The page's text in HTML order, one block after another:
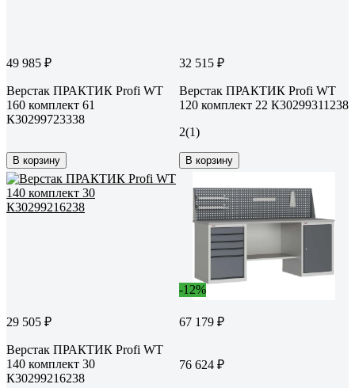
49 985 ₽
Верстак ПРАКТИК Profi WT
160 комплект 61
К30299723338
В корзину
32 515 ₽
Верстак ПРАКТИК Profi WT
120 комплект 22 К30299311238
2(1)
В корзину
29 505 ₽
Верстак ПРАКТИК Profi WT
140 комплект 30
К30299216238
-12%
67 179 ₽
76 624 ₽